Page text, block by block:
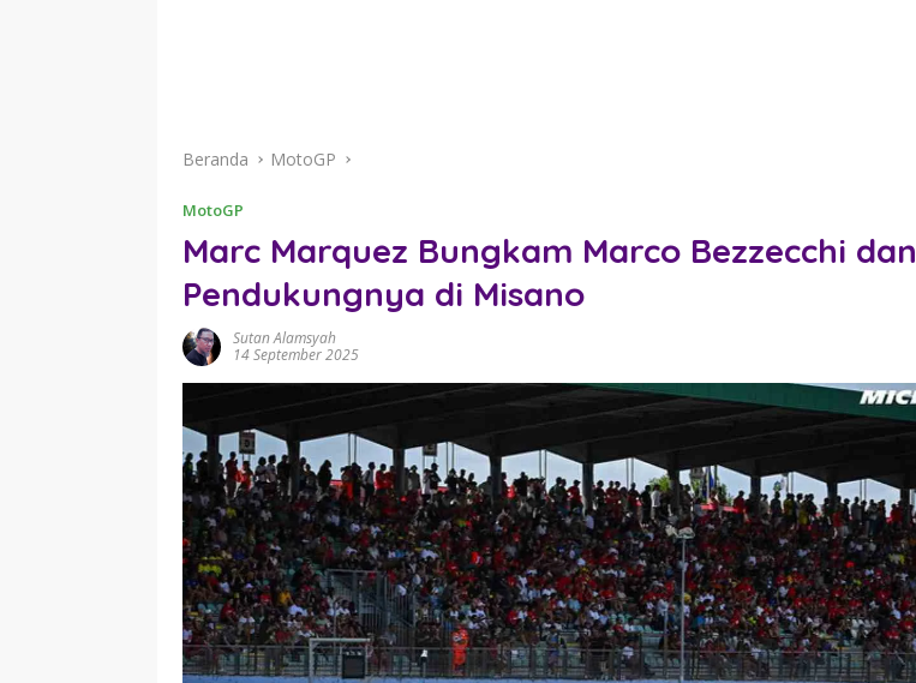
Beranda MotoGP
MotoGP
Marc Marquez Bungkam Marco Bezzecchi dan
Pendukungnya di Misano
Sutan Alamsyah
14 September 2025